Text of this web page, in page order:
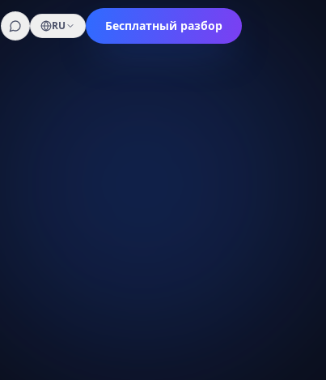
RU Бесплатный разбор